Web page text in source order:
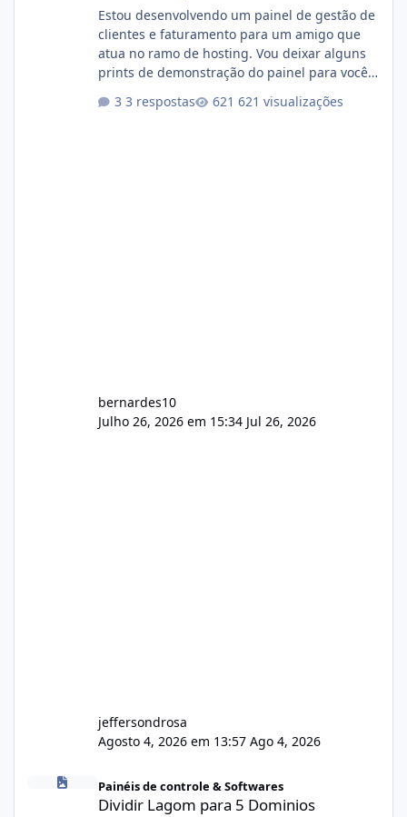
Estou desenvolvendo um painel de gestão de
clientes e faturamento para um amigo que
atua no ramo de hosting. Vou deixar alguns
prints de demonstração do painel para vocês
com cerca de 80% concluído e conta com
3 respostas 621 visualizações
bernardes10
Julho 26, 2026 em 15:34 Jul 26, 2026
jeffersondrosa
Agosto 4, 2026 em 13:57 Ago 4, 2026
Dividir Lagom para 5 Dominios
Painéis de controle & Softwares
Dividir Lagom para 5 Dominios